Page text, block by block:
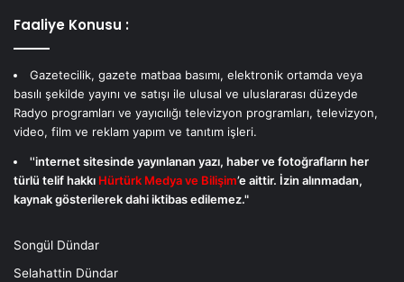
Faaliye Konusu :
Gazetecilik, gazete matbaa basımı, elektronik ortamda veya
basılı şekilde yayını ve satışı ile ulusal ve uluslararası düzeyde
Radyo programları ve yayıcılığı televizyon programları, televizyon,
video, film ve reklam yapım ve tanıtım işleri.
''internet sitesinde yayınlanan yazı, haber ve fotoğrafların her
türlü telif hakkı Hürtürk Medya ve Bilişim’e aittir. İzin alınmadan,
kaynak gösterilerek dahi iktibas edilemez."
Songül Dündar
Selahattin Dündar